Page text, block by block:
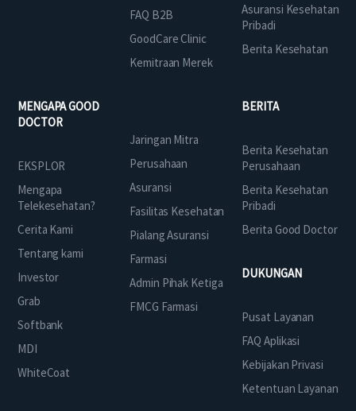
FAQ B2B
GoodCare Clinic
Kemitraan Merek
Asuransi Kesehatan
Pribadi
Berita Kesehatan
MENGAPA GOOD
DOCTOR
EKSPLOR
Mengapa
Telekesehatan?
Cerita Kami
Tentang kami
Investor
Grab
Softbank
MDI
WhiteCoat
Jaringan Mitra
Perusahaan
Asuransi
Fasilitas Kesehatan
Pialang Asuransi
Farmasi
Admin Pihak Ketiga
FMCG Farmasi
BERITA
Berita Kesehatan
Perusahaan
Berita Kesehatan
Pribadi
Berita Good Doctor
DUKUNGAN
Pusat Layanan
FAQ Aplikasi
Kebijakan Privasi
Ketentuan Layanan